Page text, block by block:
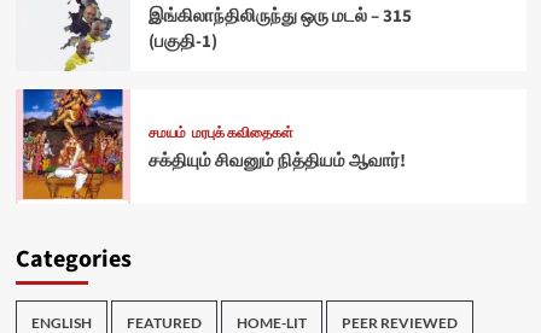
இங்கிலாந்திலிருந்து ஒரு மடல் – 315
(பகுதி-1)
சமயம் மரபுக் கவிதைகள்
சக்தியும் சிவனும் நித்தியம் ஆவார்!
Categories
ENGLISH FEATURED HOME-LIT PEER REVIEWED